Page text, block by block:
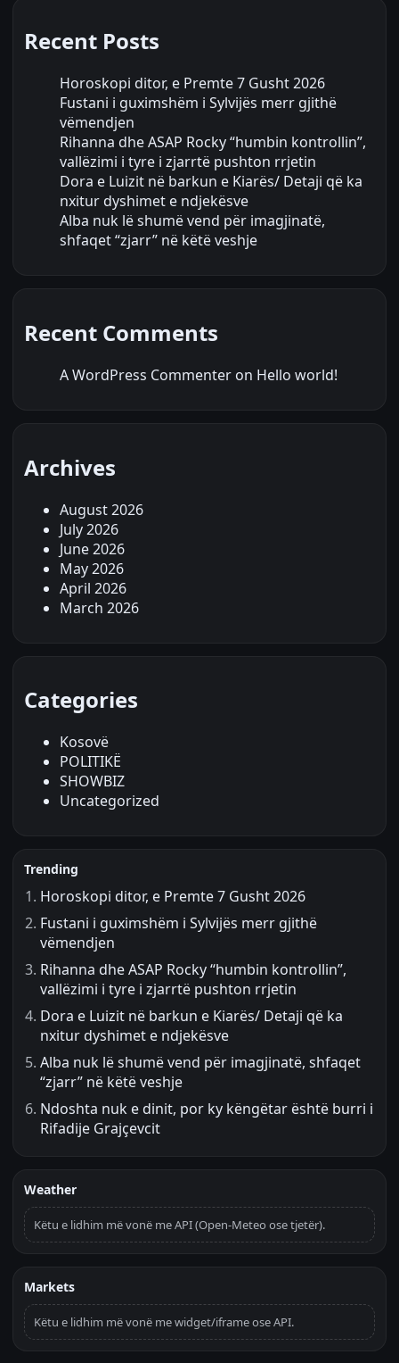
Recent Posts
Horoskopi ditor, e Premte 7 Gusht 2026
Fustani i guximshëm i Sylvijës merr gjithë
vëmendjen
Rihanna dhe ASAP Rocky “humbin kontrollin”,
vallëzimi i tyre i zjarrtë pushton rrjetin
Dora e Luizit në barkun e Kiarës/ Detaji që ka
nxitur dyshimet e ndjekësve
Alba nuk lë shumë vend për imagjinatë,
shfaqet “zjarr” në këtë veshje
Recent Comments
A WordPress Commenter on Hello world!
Archives
August 2026
July 2026
June 2026
May 2026
April 2026
March 2026
Categories
Kosovë
POLITIKË
SHOWBIZ
Uncategorized
Trending
Horoskopi ditor, e Premte 7 Gusht 2026
Fustani i guximshëm i Sylvijës merr gjithë
vëmendjen
Rihanna dhe ASAP Rocky “humbin kontrollin”,
vallëzimi i tyre i zjarrtë pushton rrjetin
Dora e Luizit në barkun e Kiarës/ Detaji që ka
nxitur dyshimet e ndjekësve
Alba nuk lë shumë vend për imagjinatë, shfaqet
“zjarr” në këtë veshje
Ndoshta nuk e dinit, por ky këngëtar është burri i
Rifadije Grajçevcit
Weather
Këtu e lidhim më vonë me API (Open-Meteo ose tjetër).
Markets
Këtu e lidhim më vonë me widget/iframe ose API.